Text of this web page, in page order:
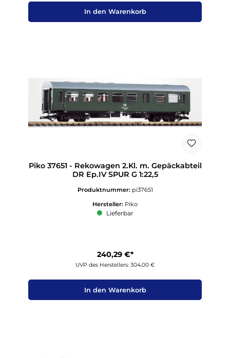
In den Warenkorb
Piko 37651 - Rekowagen 2.Kl. m. Gepäckabteil
DR Ep.IV SPUR G 1:22,5
Produktnummer: pi37651
Hersteller: Piko
Lieferbar
240,29 €*
UVP des Herstellers: 304,00 €
In den Warenkorb